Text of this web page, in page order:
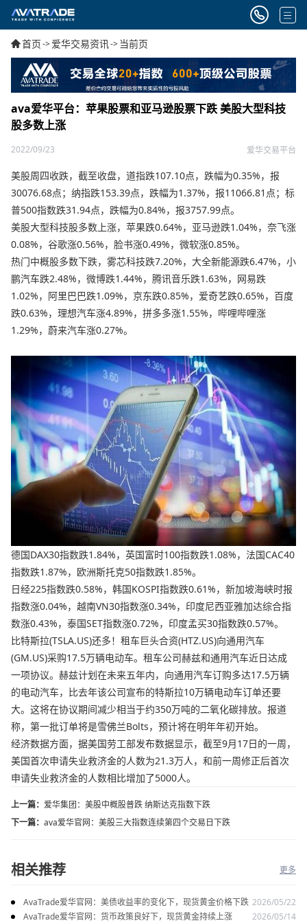
首页->爱华交易资讯-> 当前页
ava爱华平台：苹果股票和亚马逊股票下跌 美股大型科技
股多数上涨
2022/09/23 爱华交易平台
美股周四收跌，截至收盘，道指跌107.10点，跌幅为0.35%，报
30076.68点；纳指跌153.39点，跌幅为1.37%，报11066.81点；标
普500指数跌31.94点，跌幅为0.84%，报3757.99点。
美股大型科技股多数上涨，苹果跌0.64%，亚马逊跌1.04%，奈飞涨
0.08%，谷歌涨0.56%，脸书涨0.49%，微软涨0.85%。
热门中概股多数下跌，雾芯科技跌7.20%，大全新能源跌6.47%，小
鹏汽车跌2.48%，微博跌1.44%，腾讯音乐跌1.63%，网易跌
1.02%，阿里巴巴跌1.09%，京东跌0.85%，爱奇艺跌0.65%，百度
跌0.63%，理想汽车涨4.89%，拼多多涨1.55%，哔哩哔哩涨
1.29%，蔚来汽车涨0.27%。
德国DAX30指数跌1.84%，英国富时100指数跌1.08%，法国CAC40
指数跌1.87%，欧洲斯托克50指数跌1.85%。
日经225指数跌0.58%，韩国KOSPI指数跌0.61%，新加坡海峡时报
指数涨0.04%，越南VN30指数涨0.34%，印度尼西亚雅加达综合指
数涨0.43%，泰国SET指数涨0.72%，印度孟买30指数跌0.57%。
比特斯拉(TSLA.US)还多！租车巨头合资(HTZ.US)向通用汽车
(GM.US)采购17.5万辆电动车。租车公司赫兹和通用汽车近日达成
一项协议。赫兹计划在未来五年内，向通用汽车订购多达17.5万辆
的电动汽车，比去年该公司宣布的特斯拉10万辆电动车订单还要
大。这将在协议期间减少相当于约350万吨的二氧化碳排放。报道
称，第一批订单将是雪佛兰Bolts，预计将在明年年初开始。
经济数据方面，据美国劳工部发布数据显示，截至9月17日的一周，
美国首次申请失业救济金的人数为21.3万人，和前一周修正后首次
申请失业救济金的人数相比增加了5000人。
上一篇： 爱华集团：美股中概股普跌 纳斯达克指数下跌
下一篇： ava爱华官网：美股三大指数连续第四个交易日下跌
相关推荐 更多
AvaTrade爱华官网：美债收益率的变化下，现货黄金价格下跌 2026/05/22
AvaTrade爱华官网：货币政策良好下，现货黄金持续上涨
2026/05/14